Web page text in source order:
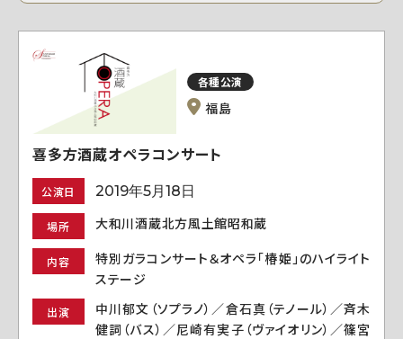
各種公演
福島
喜多方酒蔵オペラコンサート
公演日 2019年5月18日
場所 大和川酒蔵北方風土館昭和蔵
内容
特別ガラコンサート＆オペラ「椿姫」のハイライト
ステージ
出演
中川郁文（ソプラノ）／倉石真（テノール）／斉木
健詞（バス）／尼崎有実子（ヴァイオリン）／篠宮